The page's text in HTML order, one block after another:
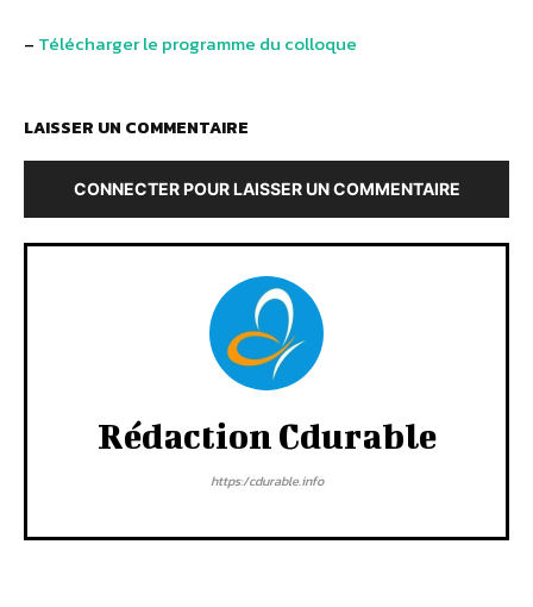
– Télécharger le programme du colloque
LAISSER UN COMMENTAIRE
CONNECTER POUR LAISSER UN COMMENTAIRE
Rédaction Cdurable
https:/cdurable.info